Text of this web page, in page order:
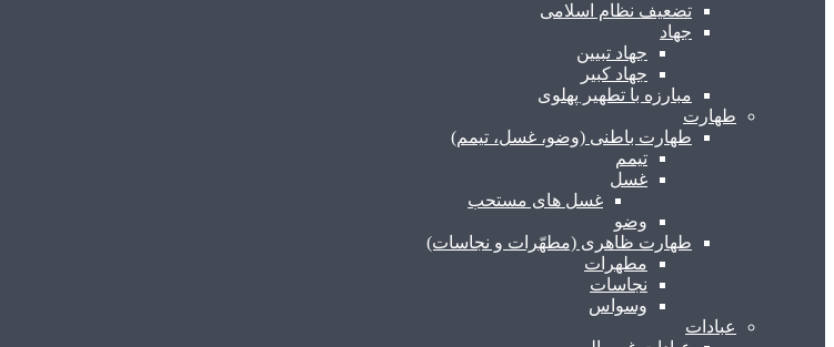
تضعیف نظام اسلامی
جهاد
جهاد تبیین
جهاد کبیر
مبارزه با تطهیر پهلوی
طهارت
طهارت باطنی (وضو، غسل، تیمم)
تیمم
غسل
غسل های مستحب
وضو
طهارت ظاهری (مطهّرات و نجاسات)
مطهرات
نجاسات
وسواس
عبادات